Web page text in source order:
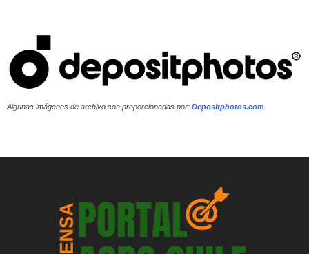
Algunas imágenes de archivo son proporcionadas por: Depositphotos.com